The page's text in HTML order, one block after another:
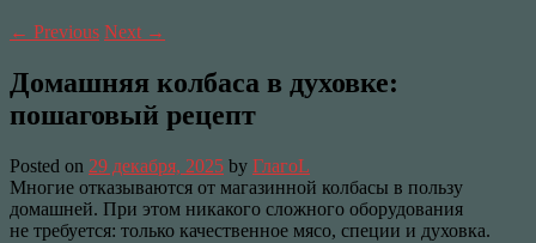
← Previous Next →
Домашняя колбаса в духовке:
пошаговый рецепт
Posted on 29 декабря, 2025 by ГлагоL
Многие отказываются от магазинной колбасы в пользу
домашней. При этом никакого сложного оборудования
не требуется: только качественное мясо, специи и духовка.